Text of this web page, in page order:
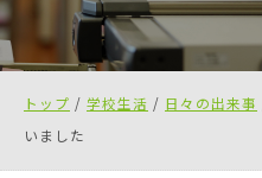
現
在
の
トップ / 学校生活 / 日々の出来事
いました